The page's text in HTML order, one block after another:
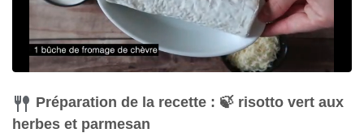
Préparation de la recette : 🍃 risotto vert aux
herbes et parmesan